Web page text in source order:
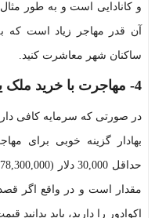
آن قدر مهاجر زیاد است که
ساکنان شهر معاشرت کنید.
4- مهاجرت با خرید ملک یا اوراق بهادار
در صورتی که سرمایه کافی
بهادار گزینه خوبی برای
حداقل 30,000 دلار (1,578,300,000 تومان)
مقدار است و در واقع اگر